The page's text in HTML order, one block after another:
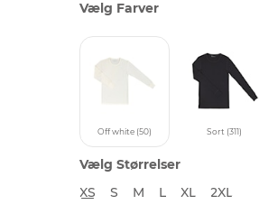
Vælg Farver
Off white (50) Sort (311)
Vælg Størrelser
XS
S M L XL
2XL